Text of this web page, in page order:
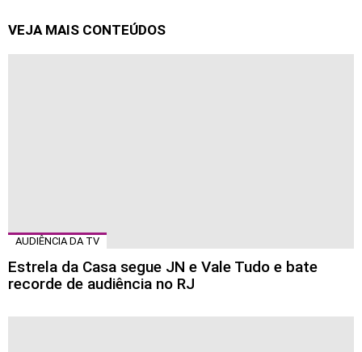
VEJA MAIS CONTEÚDOS
AUDIÊNCIA DA TV
Estrela da Casa segue JN e Vale Tudo e bate
recorde de audiência no RJ